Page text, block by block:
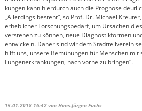
kungen kann hierdurch auch die Prognose
„Allerdings besteht“, so Prof. Dr. Michael
erheblicher Forschungsbedarf, um Ursachen
verstehen zu können, neue Diagnostikformen
entwickeln. Daher sind wir dem Stadtteilverein
hilft uns, unsere Bemühungen für Menschen mit
Lungenerkrankungen, nach vorne zu bringen“.
15.01.2018 16:42 von Hans-Jürgen Fuchs